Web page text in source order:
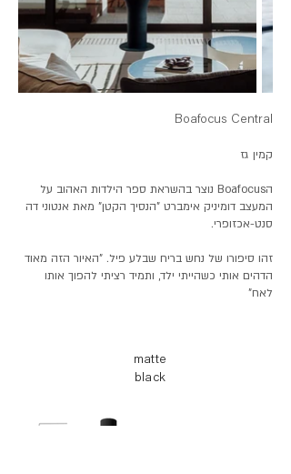
Boafocus Central
קמין גז
הBoafocus נוצר בהשראת ספר הילדות האהוב על
המעצב דומיניק אימברט "הנסיך הקטן" מאת אנטוני דה
סנט-אכזופרי.
זהו סיפורו של נחש בריח שבלע פיל. "האיור הזה מאוד
הדהים אותי כשהייתי ילד, ותמיד רציתי להפוך אותו
לאח"
matte
black